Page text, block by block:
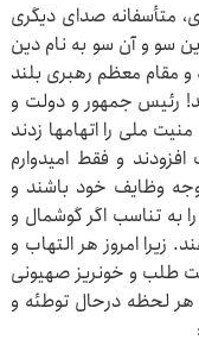
متأسفانه صدای دیگری
سو و آن سو به نام دین
مقام معظم رهبری بلند
رئیس جمهور و دولت و
ملی را اتهامها زدند
و فقط امیدوارم
وظایف خود باشند و
به تناسب اگر گوشمال و
زیرا امروز هر التهاب و
طلب و خونریز صهیونی
لحظه درحال توطئه و